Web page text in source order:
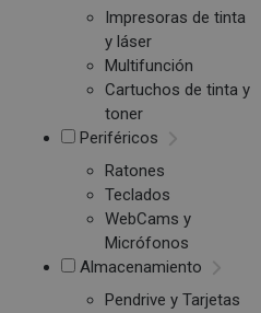
Impresoras de tinta
y láser
Multifunción
Cartuchos de tinta y
toner
Periféricos
Ratones
Teclados
WebCams y
Micrófonos
Almacenamiento
Pendrive y Tarjetas